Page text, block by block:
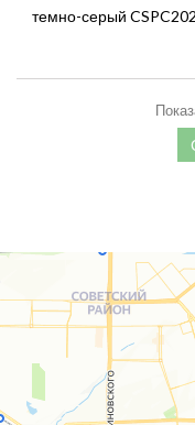
темно-серый